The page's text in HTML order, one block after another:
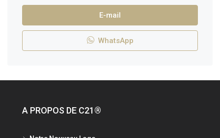
E-mail
WhatsApp
A PROPOS DE C21®